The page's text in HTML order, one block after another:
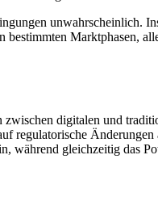
unwahrscheinlich.
Marktphasen,
digitalen und
regulatorische
während gleichzeitig das